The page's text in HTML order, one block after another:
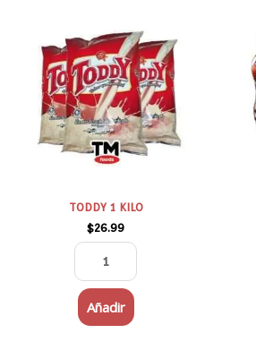
TODDY 1 KILO
$26.99
1
KILO
cantidad
Añadir